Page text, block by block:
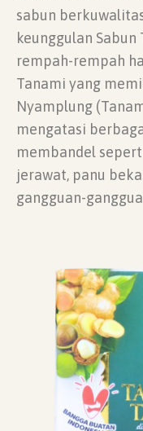
sabun
keunggulan
rempah-rempah
Tanami yang
Nyamplung
mengatasi
membandel
jerawat, panu
gangguan-